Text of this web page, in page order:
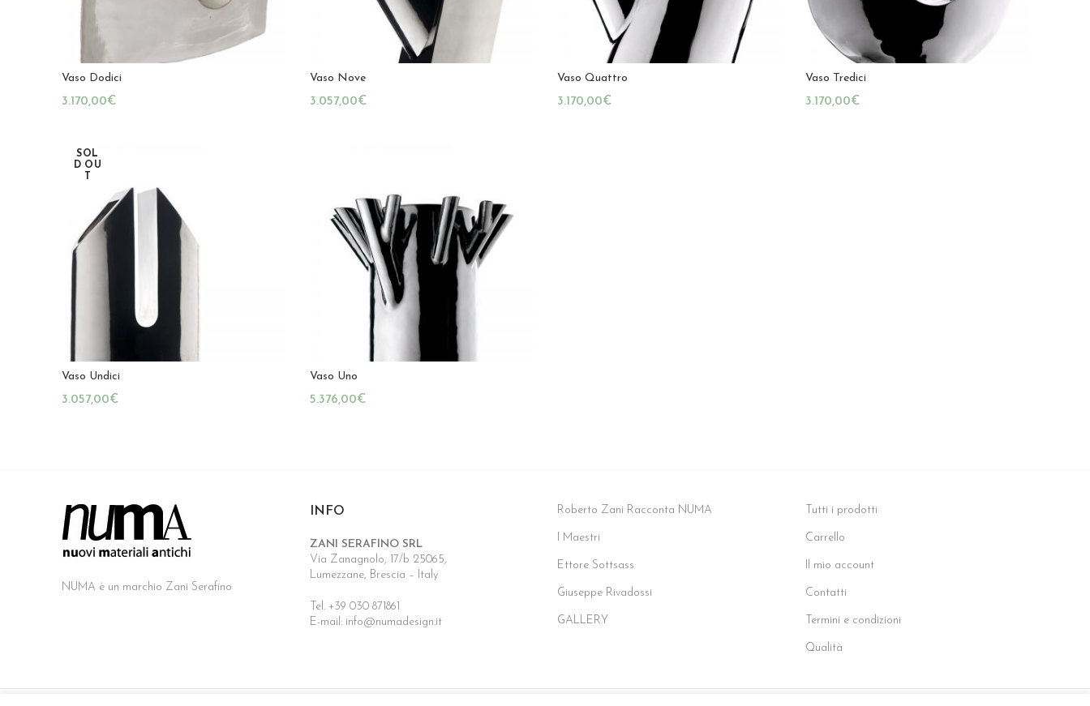
Vaso Dodici
€
Vaso Nove
€
Vaso Quattro
€
Vaso Tredici
€
SOL
D OU
Vaso Undici
€
Vaso Uno
€
NUMA è un marchio Zani Serafino
INFO
ZANI SERAFINO SRL
Via Zanagnolo, 17/b 25065,
Lumezzane, Brescia – Italy
Tel. +39 030 871861
E-mail: info@numadesign.it
Roberto Zani Racconta NUMA
I Maestri
Ettore Sottsass
Giuseppe Rivadossi
GALLERY
Tutti i prodotti
Carrello
Il mio account
Contatti
Termini e condizioni
Qualità